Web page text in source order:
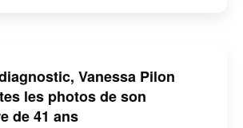
Vanessa Pilon
les photos de son
de 41 ans